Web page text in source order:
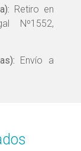
Retiro en
Nº1552,
Envío a